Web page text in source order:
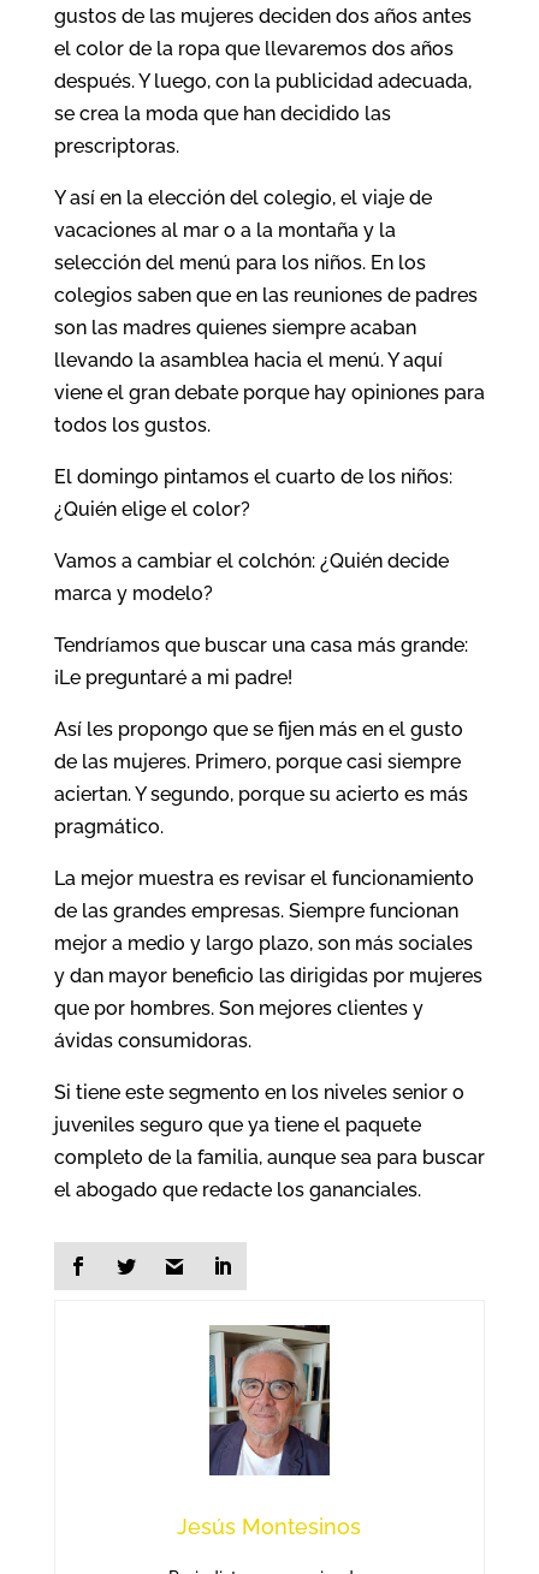
gustos de las mujeres deciden dos años antes
el color de la ropa que llevaremos dos años
después. Y luego, con la publicidad adecuada,
se crea la moda que han decidido las
prescriptoras.
Y así en la elección del colegio, el viaje de
vacaciones al mar o a la montaña y la
selección del menú para los niños. En los
colegios saben que en las reuniones de padres
son las madres quienes siempre acaban
llevando la asamblea hacia el menú. Y aquí
viene el gran debate porque hay opiniones para
todos los gustos.
El domingo pintamos el cuarto de los niños:
¿Quién elige el color?
Vamos a cambiar el colchón: ¿Quién decide
marca y modelo?
Tendríamos que buscar una casa más grande:
¡Le preguntaré a mi padre!
Así les propongo que se fijen más en el gusto
de las mujeres. Primero, porque casi siempre
aciertan. Y segundo, porque su acierto es más
pragmático.
La mejor muestra es revisar el funcionamiento
de las grandes empresas. Siempre funcionan
mejor a medio y largo plazo, son más sociales
y dan mayor beneficio las dirigidas por mujeres
que por hombres. Son mejores clientes y
ávidas consumidoras.
Si tiene este segmento en los niveles senior o
juveniles seguro que ya tiene el paquete
completo de la familia, aunque sea para buscar
el abogado que redacte los gananciales.
Jesús Montesinos